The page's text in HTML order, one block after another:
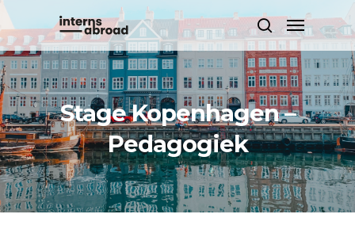
Skip
to
main
content
search
Menu
Stage Kopenhagen –
Pedagogiek